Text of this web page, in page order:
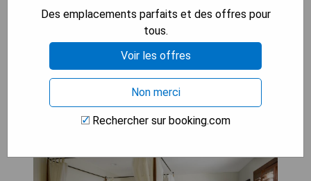
- Manque d'activités pour les enfants
VÉRIFIEZ LA DISPONIBILITÉ
The Hermosa Inn
Des emplacements parfaits et des offres pour
tous.
Voir les offres
Non merci
Rechercher sur booking.com